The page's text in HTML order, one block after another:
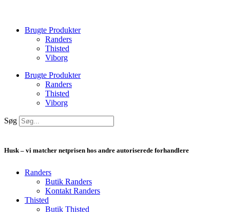
Brugte Produkter
Randers
Thisted
Viborg
Brugte Produkter
Randers
Thisted
Viborg
Søg
Husk – vi matcher netprisen hos andre autoriserede forhandlere
Randers
Butik Randers
Kontakt Randers
Thisted
Butik Thisted